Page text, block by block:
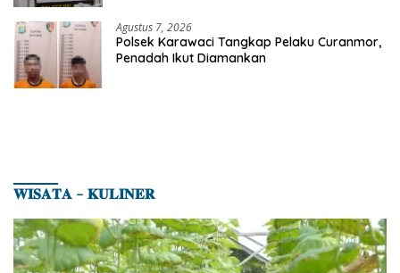
Agustus 7, 2026
Polsek Karawaci Tangkap Pelaku Curanmor,
Penadah Ikut Diamankan
𝐖𝐈𝐒𝐀𝐓𝐀 – 𝐊𝐔𝐋𝐈𝐍𝐄𝐑